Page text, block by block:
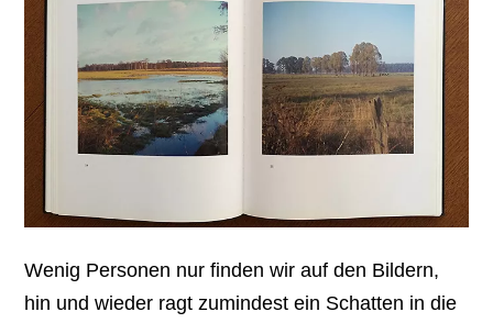
Wenig Personen nur finden wir auf den Bildern,
hin und wieder ragt zumindest ein Schatten in die